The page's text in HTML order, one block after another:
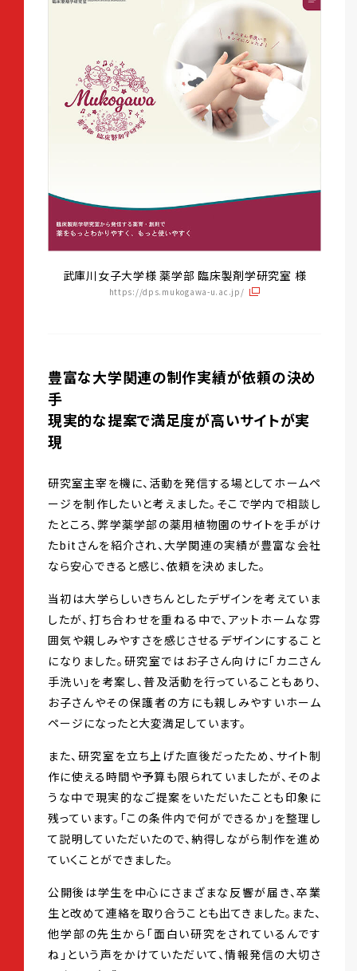
武庫川女子大学様 薬学部 臨床製剤学研究室 様
https://dps.mukogawa-u.ac.jp/
豊富な大学関連の制作実績が依頼の決め
手
現実的な提案で満足度が高いサイトが実
現
研究室主宰を機に、活動を発信する場としてホームペ
ージを制作したいと考えました。そこで学内で相談し
たところ、弊学薬学部の薬用植物園のサイトを手がけ
たbitさんを紹介され、大学関連の実績が豊富な会社
なら安心できると感じ、依頼を決めました。
当初は大学らしいきちんとしたデザインを考えていま
したが、打ち合わせを重ねる中で、アットホームな雰
囲気や親しみやすさを感じさせるデザインにすること
になりました。研究室ではお子さん向けに「カニさん
手洗い」を考案し、普及活動を行っていることもあり、
お子さんやその保護者の方にも親しみやすいホーム
ページになったと大変満足しています。
また、研究室を立ち上げた直後だったため、サイト制
作に使える時間や予算も限られていましたが、そのよ
うな中で現実的なご提案をいただいたことも印象に
残っています。「この条件内で何ができるか」を整理し
て説明していただいたので、納得しながら制作を進め
ていくことができました。
公開後は学生を中心にさまざまな反響が届き、卒業
生と改めて連絡を取り合うことも出てきました。また、
他学部の先生から「面白い研究をされているんです
ね」という声をかけていただいて、情報発信の大切さ